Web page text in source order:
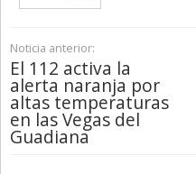
Noticia anterior:
El 112 activa la
alerta naranja por
altas temperaturas
en las Vegas del
Guadiana